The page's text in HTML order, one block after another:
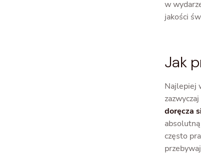
w
jakości
Jak
Najlepiej
doręcza
często